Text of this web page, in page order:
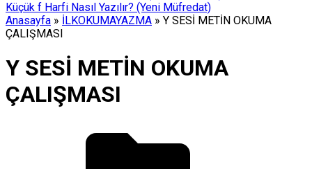
Küçük f Harfi Nasıl Yazılır? (Yeni Müfredat)
Anasayfa » İLKOKUMAYAZMA » Y SESİ METİN OKUMA
ÇALIŞMASI
Y SESİ METİN OKUMA
ÇALIŞMASI